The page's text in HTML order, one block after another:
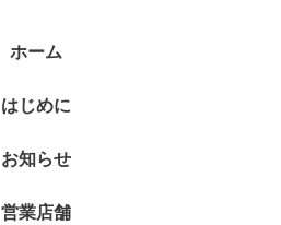
ホーム
はじめに
お知らせ
営業店舗